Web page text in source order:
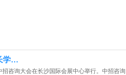
学…
招咨询大会在长沙国际会展中心举行。中招咨